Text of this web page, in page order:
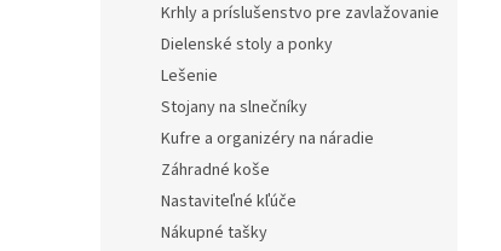
Krhly a príslušenstvo pre zavlažovanie
Dielenské stoly a ponky
Lešenie
Stojany na slnečníky
Kufre a organizéry na náradie
Záhradné koše
Nastaviteľné kľúče
Nákupné tašky